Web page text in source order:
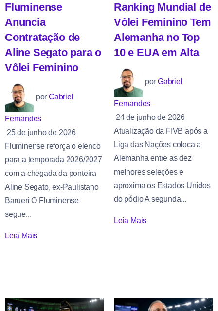
Fluminense
Anuncia
Contratação de
Aline Segato para o
Vôlei Feminino
por Gabriel
Fernandes
25 de junho de 2026
Fluminense reforça o elenco
para a temporada 2026/2027
com a chegada da ponteira
Aline Segato, ex-Paulistano
Barueri O Fluminense
segue...
Leia Mais
Ranking Mundial de
Vôlei Feminino Tem
Alemanha no Top
10 e EUA em Alta
por Gabriel
Fernandes
24 de junho de 2026
Atualização da FIVB após a
Liga das Nações coloca a
Alemanha entre as dez
melhores seleções e
aproxima os Estados Unidos
do pódio A segunda...
Leia Mais